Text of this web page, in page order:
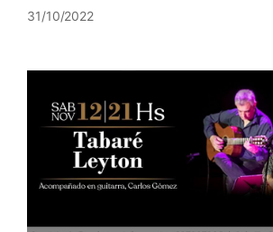
31/10/2022